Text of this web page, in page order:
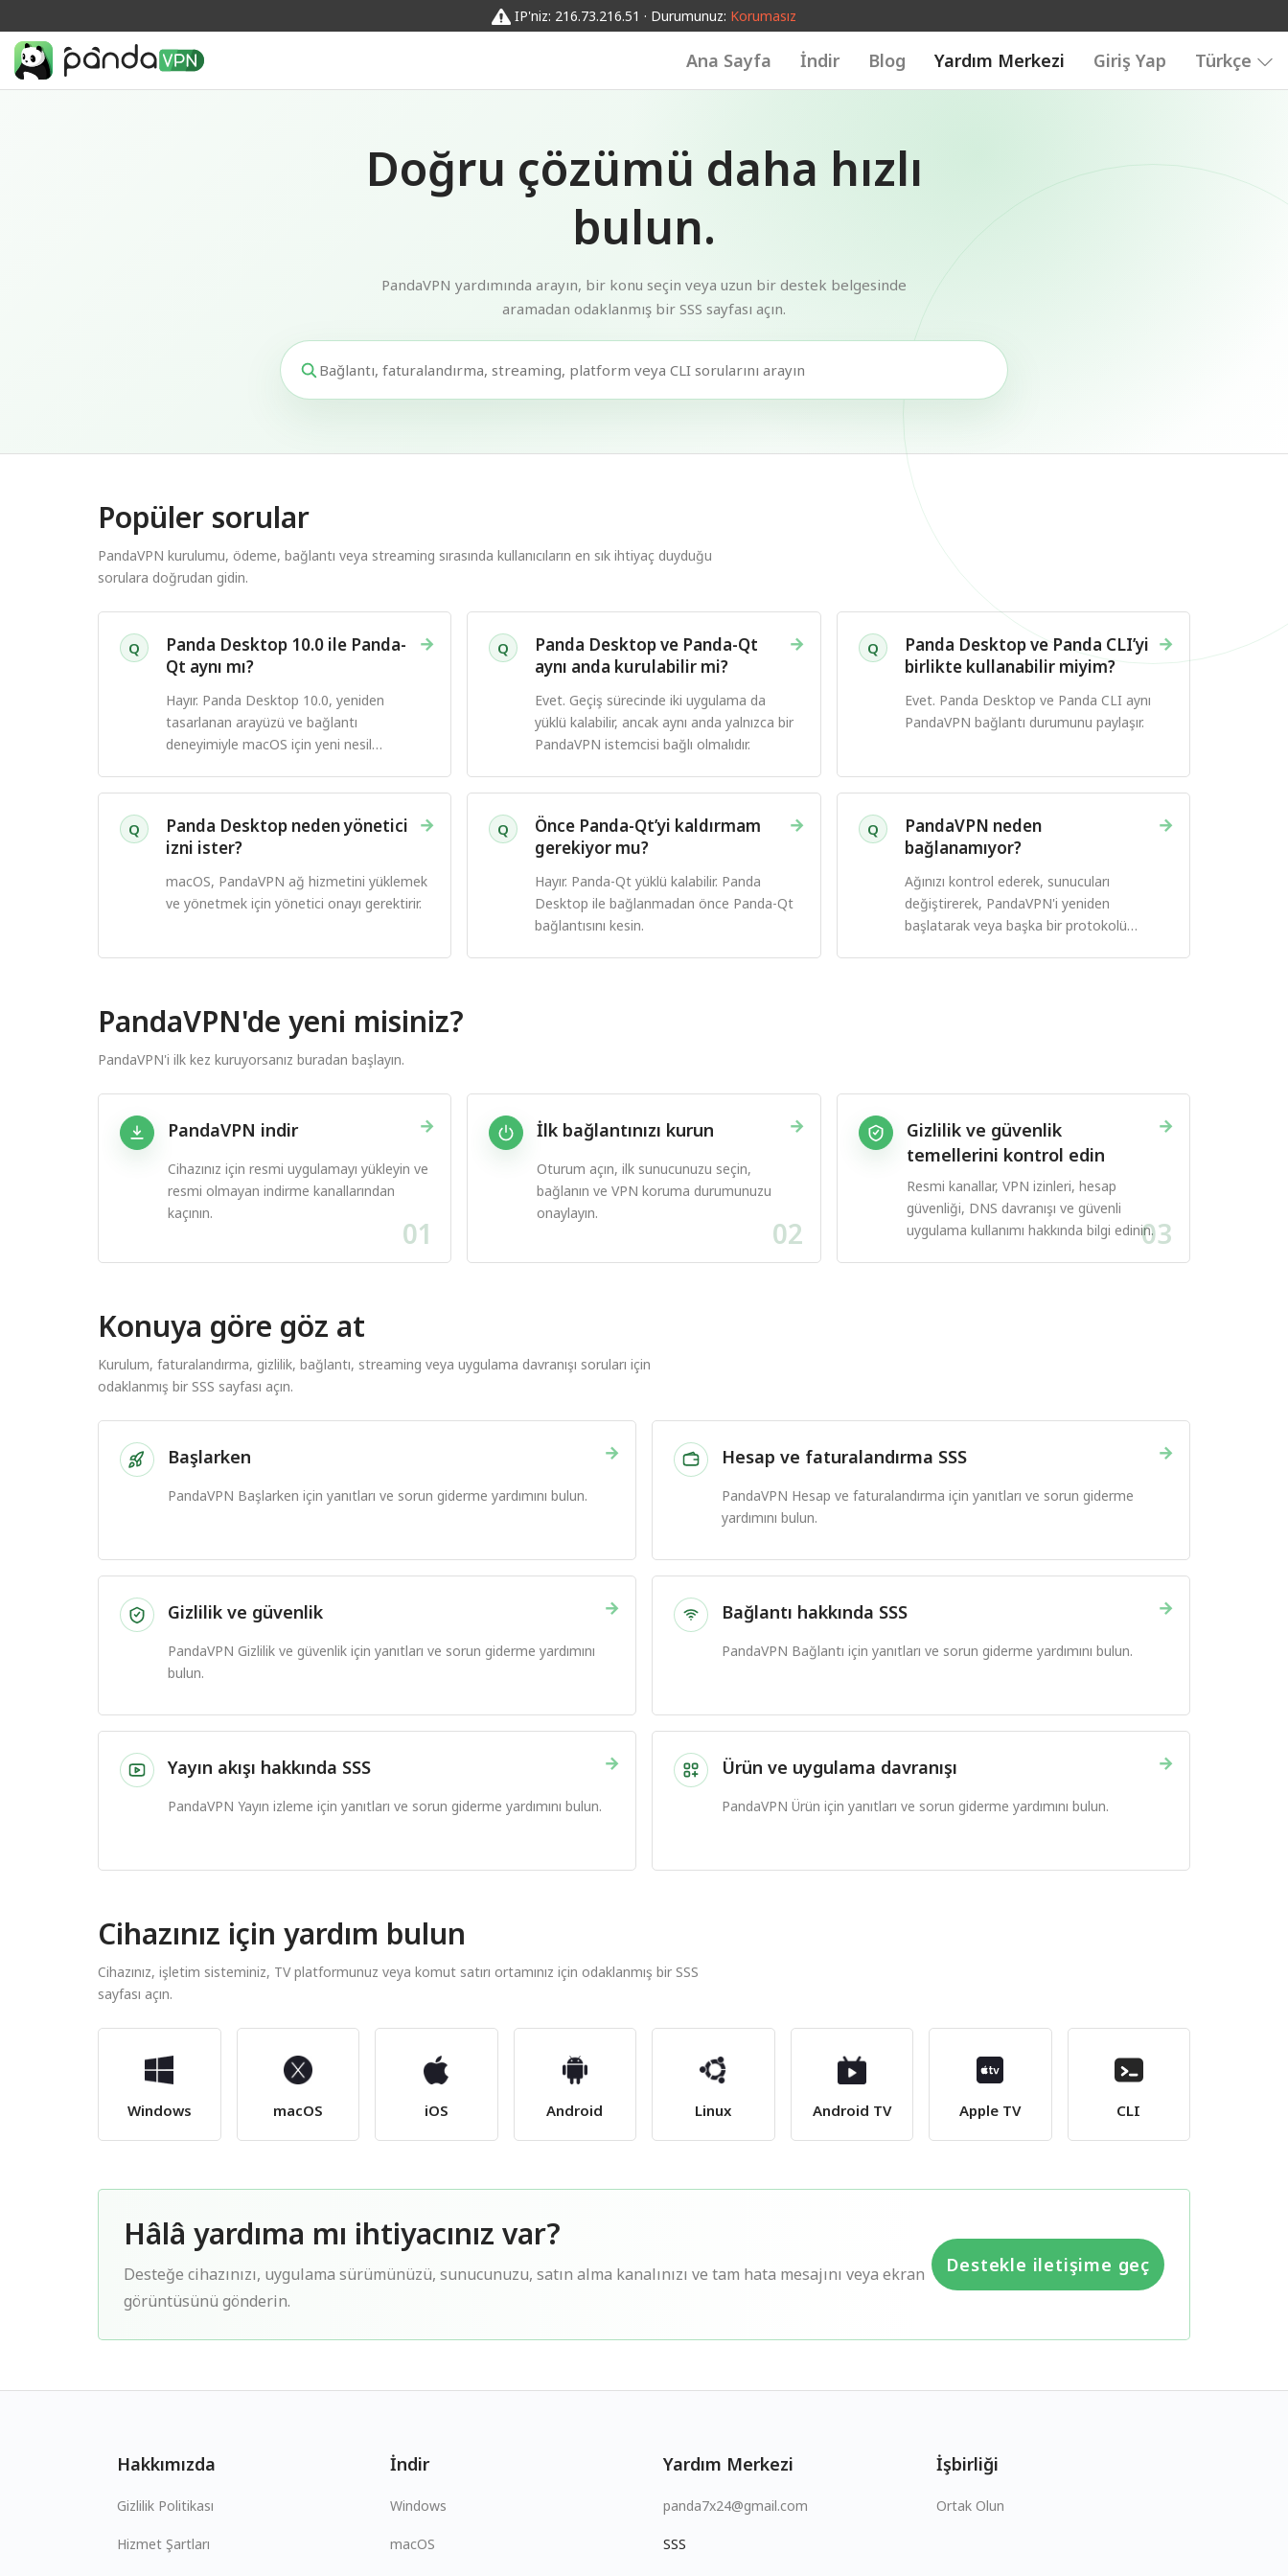
IP'niz: 216.73.216.51 · Durumunuz: Korumasız
Ana Sayfa İndir Blog Yardım Merkezi Giriş Yap Türkçe
Doğru çözümü daha hızlı
bulun.
PandaVPN yardımında arayın, bir konu seçin veya uzun bir destek belgesinde
aramadan odaklanmış bir SSS sayfası açın.
Popüler sorular
PandaVPN kurulumu, ödeme, bağlantı veya streaming sırasında kullanıcıların en sık ihtiyaç duyduğu
sorulara doğrudan gidin.
Q →
Panda Desktop 10.0 ile Panda-
Qt aynı mı?
Hayır. Panda Desktop 10.0, yeniden
tasarlanan arayüzü ve bağlantı
deneyimiyle macOS için yeni nesil
Q →
Panda Desktop ve Panda-Qt
aynı anda kurulabilir mi?
Evet. Geçiş sürecinde iki uygulama da
yüklü kalabilir, ancak aynı anda yalnızca bir
PandaVPN istemcisi bağlı olmalıdır.
Q →
Panda Desktop ve Panda CLI’yi
birlikte kullanabilir miyim?
Evet. Panda Desktop ve Panda CLI aynı
PandaVPN bağlantı durumunu paylaşır.
Q →
Panda Desktop neden yönetici
izni ister?
macOS, PandaVPN ağ hizmetini yüklemek
ve yönetmek için yönetici onayı gerektirir.
Q →
Önce Panda-Qt’yi kaldırmam
gerekiyor mu?
Hayır. Panda-Qt yüklü kalabilir. Panda
Desktop ile bağlanmadan önce Panda-Qt
bağlantısını kesin.
Q →
PandaVPN neden
bağlanamıyor?
Ağınızı kontrol ederek, sunucuları
değiştirerek, PandaVPN'i yeniden
başlatarak veya başka bir protokolü
PandaVPN'de yeni misiniz?
PandaVPN'i ilk kez kuruyorsanız buradan başlayın.
→
PandaVPN indir
Cihazınız için resmi uygulamayı yükleyin ve
resmi olmayan indirme kanallarından
kaçının.
01
→
İlk bağlantınızı kurun
Oturum açın, ilk sunucunuzu seçin,
bağlanın ve VPN koruma durumunuzu
onaylayın.
02
→
Gizlilik ve güvenlik
temellerini kontrol edin
Resmi kanallar, VPN izinleri, hesap
güvenliği, DNS davranışı ve güvenli
uygulama kullanımı hakkında bilgi edinin.03
Konuya göre göz at
Kurulum, faturalandırma, gizlilik, bağlantı, streaming veya uygulama davranışı soruları için
odaklanmış bir SSS sayfası açın.
→
Başlarken
PandaVPN Başlarken için yanıtları ve sorun giderme yardımını bulun.
→
Hesap ve faturalandırma SSS
PandaVPN Hesap ve faturalandırma için yanıtları ve sorun giderme
yardımını bulun.
→
Gizlilik ve güvenlik
PandaVPN Gizlilik ve güvenlik için yanıtları ve sorun giderme yardımını
bulun.
→
Bağlantı hakkında SSS
PandaVPN Bağlantı için yanıtları ve sorun giderme yardımını bulun.
→
Yayın akışı hakkında SSS
PandaVPN Yayın izleme için yanıtları ve sorun giderme yardımını bulun.
→
Ürün ve uygulama davranışı
PandaVPN Ürün için yanıtları ve sorun giderme yardımını bulun.
Cihazınız için yardım bulun
Cihazınız, işletim sisteminiz, TV platformunuz veya komut satırı ortamınız için odaklanmış bir SSS
sayfası açın.
Windows macOS iOS Android Linux Android TV Apple TV CLI
Hâlâ yardıma mı ihtiyacınız var?
Desteğe cihazınızı, uygulama sürümünüzü, sunucunuzu, satın alma kanalınızı ve tam hata mesajını veya ekran
görüntüsünü gönderin.
Destekle iletişime geç
Hakkımızda
Gizlilik Politikası
Hizmet Şartları
İndir
Windows
macOS
Yardım Merkezi
panda7x24@gmail.com
SSS
İşbirliği
Ortak Olun